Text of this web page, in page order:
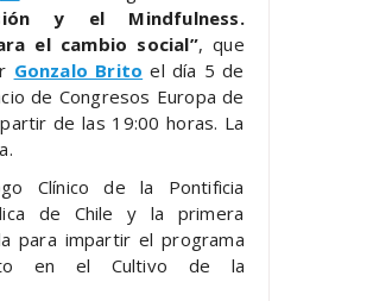
y el Mindfulness.
el cambio social”, que
Gonzalo Brito el día 5 de
de Congresos Europa de
de las 19:00 horas. La
Clínico de la Pontificia
de Chile y la primera
para impartir el programa
en el Cultivo de la